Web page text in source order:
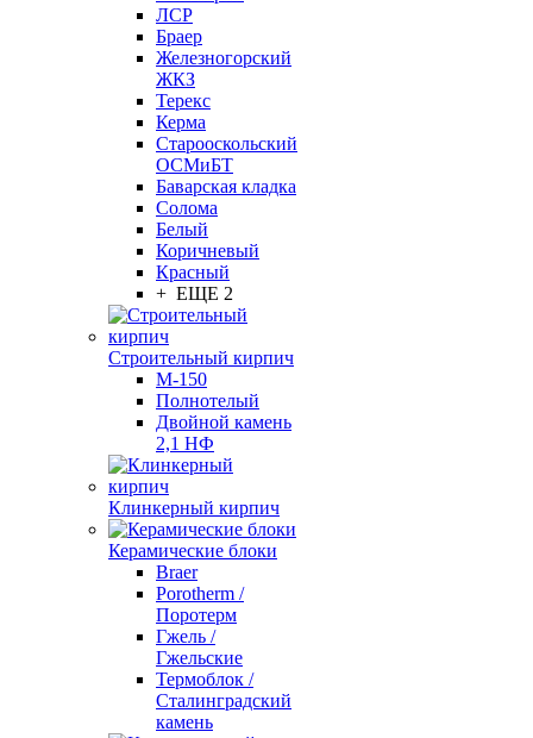
ЛСР
Браер
Железногорский
ЖКЗ
Терекс
Керма
Старооскольский
ОСМиБТ
Баварская кладка
Солома
Белый
Коричневый
Красный
+ ЕЩЕ 2
Строительный кирпич
М-150
Полнотелый
Двойной камень
2,1 НФ
Клинкерный кирпич
Керамические блоки
Braer
Porotherm /
Поротерм
Гжель /
Гжельские
Термоблок /
Сталинградский
камень